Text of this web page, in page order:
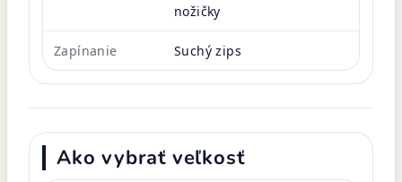
nožičky
Zapínanie Suchý zips
Ako vybrať veľkosť